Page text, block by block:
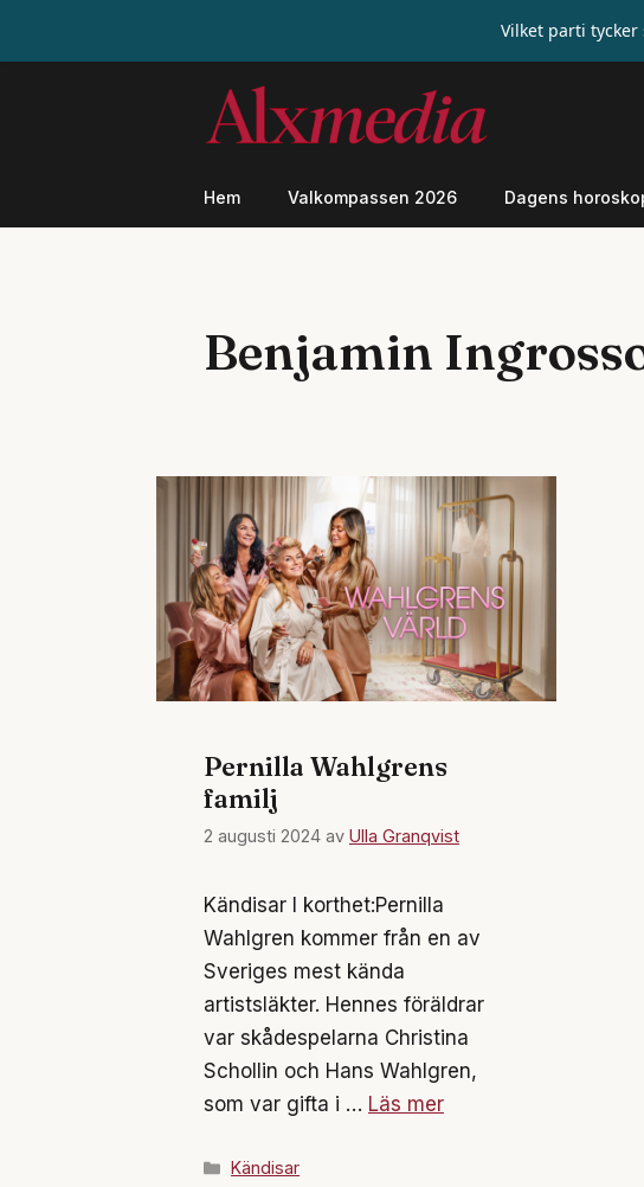
Hem Valkompassen 2026 Dagens
Benjamin
Pernilla Wahlgrens
familj
2 augusti 2024 av Ulla Granqvist
Kändisar I korthet:Pernilla
Wahlgren kommer från en av
Sveriges mest kända
artistsläkter. Hennes föräldrar
var skådespelarna Christina
Schollin och Hans Wahlgren,
som var gifta i … Läs mer
Kategorier
Kändisar
Vilket parti tycker